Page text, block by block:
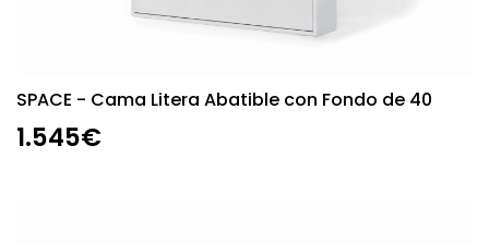
SPACE - Cama Litera Abatible con Fondo de 40
1.545€